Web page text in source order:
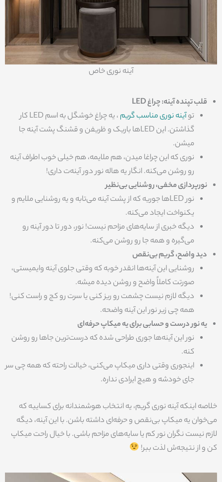
آینه نوری خاص
قلب تپنده آینه: چراغ LED
توآینه نوری مناسب گریم
، یه چراغ خوشگل به اسم LED کار
گذاشتن. این LEDها باریک و ظریفن و قشنگ پشت آینه جا
میشن.
نوری که این چراغا میدن، هم ملایمه، هم خیلی خوب اطراف آینه
رو روشن می‌کنه. انگار یه هاله نور دور آینه‌ت داری!
نورپردازی مخفی، روشنایی بی‌نظیر
نور LEDها جوریه که از پشت آینه می‌تابه و یه روشنایی ملایم و
یکنواخت ایجاد می‌کنه.
دیگه خبری از سایه‌های مزاحم نیست! نور، دور تا دور آینه رو
می‌گیره و همه جا رو روشن می‌کنه.
دید واضح، گریم بی‌نقص
روشنایی این آینه‌ها انقدر خوبه که وقتی جلوی آینه وایمیستی،
صورتت کاملاً واضح و روشن دیده میشه.
دیگه لازم نیست چشمت رو ریز کنی یا سرت رو کج و راست کنی!
همه چی زیر نور این آینه واضحه.
یه نور درست و حسابی برای یه میکاپ حرفه‌ای
نور این آینه‌ها جوری طراحی شده که درست‌ترین جاها رو روشن
کنه.
اینجوری وقتی داری میکاپ می‌کنی، خیالت راحته که همه چی سر
جای خودشه و هیچ ایرادی نداره.
خلاصه اینکه آینه نوری گریم، یه انتخاب هوشمندانه برای کساییه که
می‌خوان یه میکاپ بی‌نقص و حرفه‌ای داشته باشن. با این آینه، دیگه
لازم نیست نگران نور کم یا سایه‌های مزاحم باشی. با خیال راحت میکاپ
کن و از نتیجه‌ش لذت ببر!